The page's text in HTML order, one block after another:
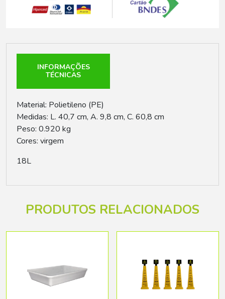
INFORMAÇÕES
TÉCNICAS
Material: Polietileno (PE)
Medidas: L. 40,7 cm, A. 9,8 cm, C. 60,8 cm
Peso: 0.920 kg
Cores: virgem
18L
PRODUTOS RELACIONADOS